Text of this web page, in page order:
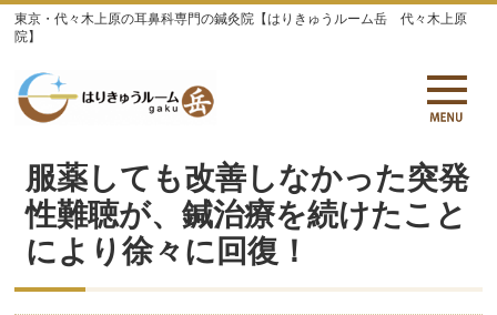
東京・代々木上原の耳鼻科専門の鍼灸院【はりきゅうルーム岳 代々木上原
院】
服薬しても改善しなかった突発
性難聴が、鍼治療を続けたこと
により徐々に回復！